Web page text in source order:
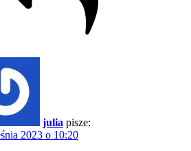
julia pisze:
2023 o 10:20